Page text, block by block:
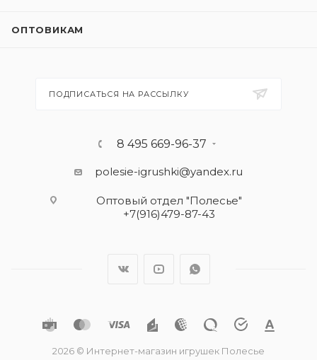
ОПТОВИКАМ
ПОДПИСАТЬСЯ НА РАССЫЛКУ
8 495 669-96-37
polesie-igrushki@yandex.ru
Оптовый отдел "Полесье"
+7(916)479-87-43
2026 © Интернет-магазин игрушек Полесье